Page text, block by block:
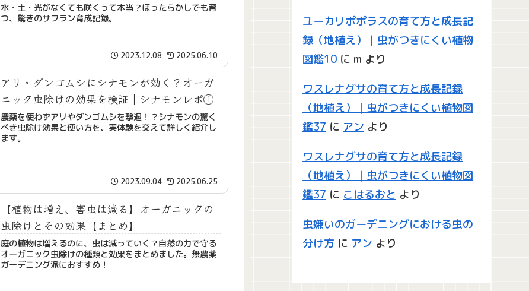
水・土・光がなくても咲くって本当？ほったらかしでも育
つ、驚きのサフラン育成記録。
2023.12.08 2025.06.10
アリ・ダンゴムシにシナモンが効く？オーガ
ニック虫除けの効果を検証｜シナモンレポ①
農薬を使わずアリやダンゴムシを撃退！？シナモンの驚く
べき虫除け効果と使い方を、実体験を交えて詳しく紹介し
ます。
2023.09.04 2025.06.25
【植物は増え、害虫は減る】オーガニックの
虫除けとその効果【まとめ】
庭の植物は増えるのに、虫は減っていく？自然の力で守る
オーガニック虫除けの種類と効果をまとめました。無農薬
ガーデニング派におすすめ！
ユーカリポポラスの育て方と成長記
録（地植え）｜虫がつきにくい植物
図鑑10 に m より
ワスレナグサの育て方と成長記録
（地植え）｜虫がつきにくい植物図
鑑37 に アン より
ワスレナグサの育て方と成長記録
（地植え）｜虫がつきにくい植物図
鑑37 に こはるおと より
虫嫌いのガーデニングにおける虫の
分け方 に アン より